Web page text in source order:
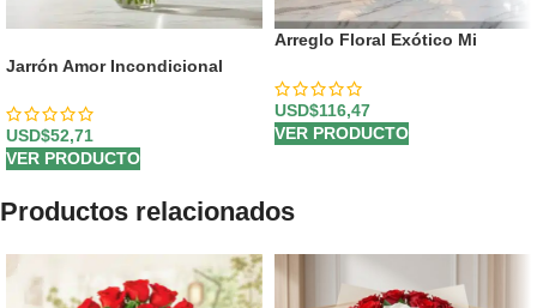
Jarrón Amor Incondicional
USD$52,71
VER PRODUCTO
Arreglo Floral Exótico Mi
USD$116,47
VER PRODUCTO
Productos relacionados